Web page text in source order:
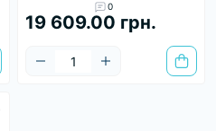
0
19 609.00 грн.